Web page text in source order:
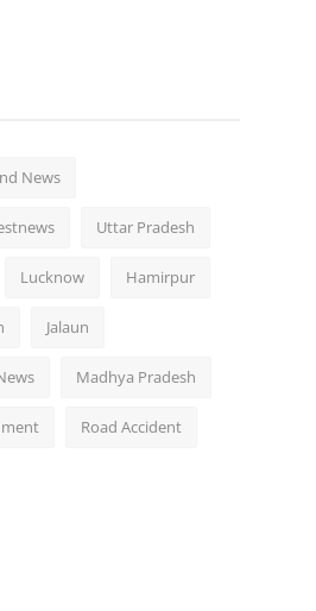
News
Uttar Pradesh
Lucknow Hamirpur
Jalaun
Madhya Pradesh
Road Accident